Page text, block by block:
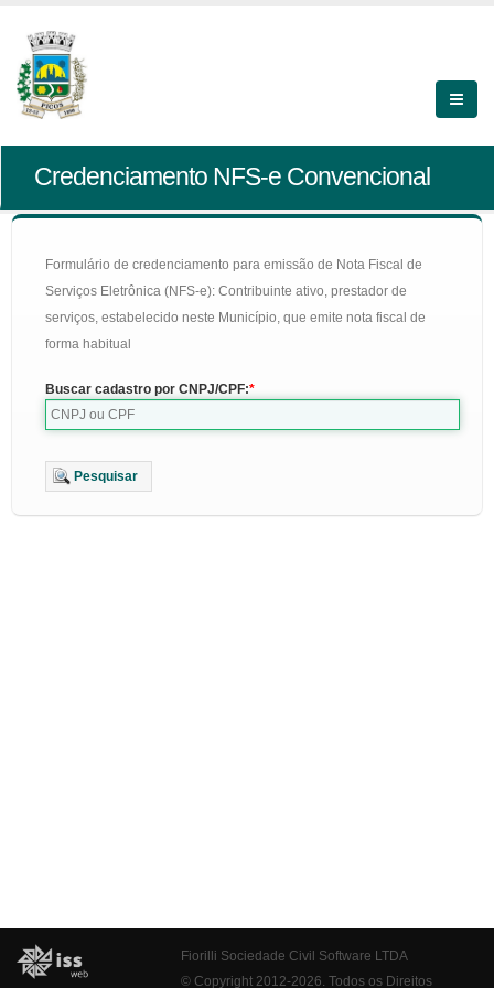
Credenciamento NFS-e Convencional
Formulário de credenciamento para emissão de Nota Fiscal de
Serviços Eletrônica (NFS-e): Contribuinte ativo, prestador de
serviços, estabelecido neste Município, que emite nota fiscal de
forma habitual
Buscar cadastro por CNPJ/CPF:
Pesquisar
Fiorilli Sociedade Civil Software LTDA
© Copyright 2012-2026. Todos os Direitos